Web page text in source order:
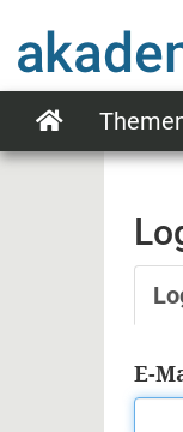
zum
Inhalt
Main
E-